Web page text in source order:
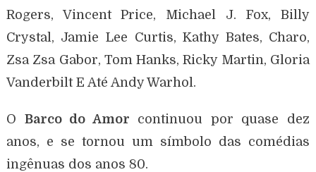
Rogers, Vincent Price, Michael J. Fox, Billy
Crystal, Jamie Lee Curtis, Kathy Bates, Charo,
Zsa Zsa Gabor, Tom Hanks, Ricky Martin, Gloria
Vanderbilt E Até Andy Warhol.
O Barco do Amor continuou por quase dez
anos, e se tornou um símbolo das comédias
ingênuas dos anos 80.